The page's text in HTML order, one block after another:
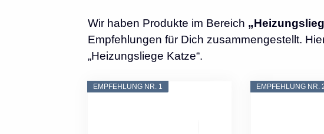
Wir haben Produkte im Bereich
Empfehlungen für Dich zusammengestellt.
„Heizungsliege Katze“.
EMPFEHLUNG NR. 1 EMPFEHLUNG NR.